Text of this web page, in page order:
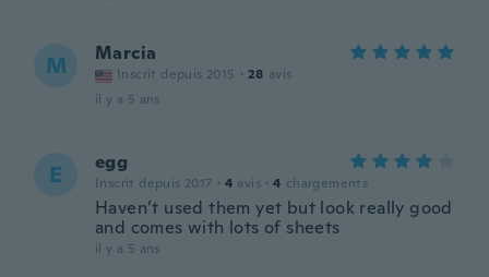
M Marcia
Inscrit depuis 2015 · 28 avis
il y a 5 ans
E egg
Inscrit depuis 2017 · 4 avis · 4 chargements
Haven’t used them yet but look really good
and comes with lots of sheets
il y a 5 ans